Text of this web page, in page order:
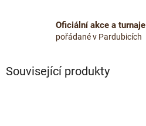
Oficiální akce a turnaje
pořádané v Pardubicích
Související produkty